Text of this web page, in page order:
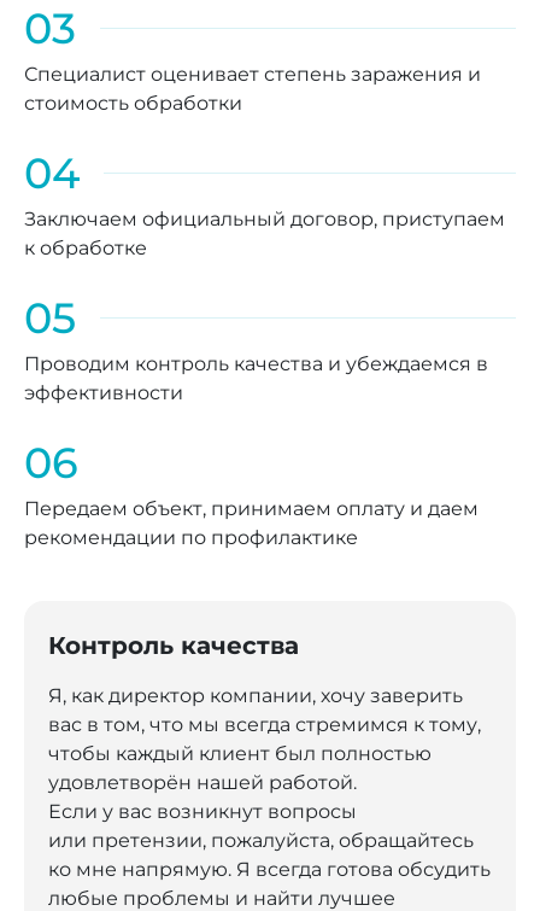
03
Специалист оценивает степень заражения и
стоимость обработки
04
Заключаем официальный договор, приступаем
к обработке
05
Проводим контроль качества и убеждаемся в
эффективности
06
Передаем объект, принимаем оплату и даем
рекомендации по профилактике
Контроль качества
Я, как директор компании, хочу заверить
вас в том, что мы всегда стремимся к тому,
чтобы каждый клиент был полностью
удовлетворён нашей работой.
Если у вас возникнут вопросы
или претензии, пожалуйста, обращайтесь
ко мне напрямую. Я всегда готова обсудить
любые проблемы и найти лучшее